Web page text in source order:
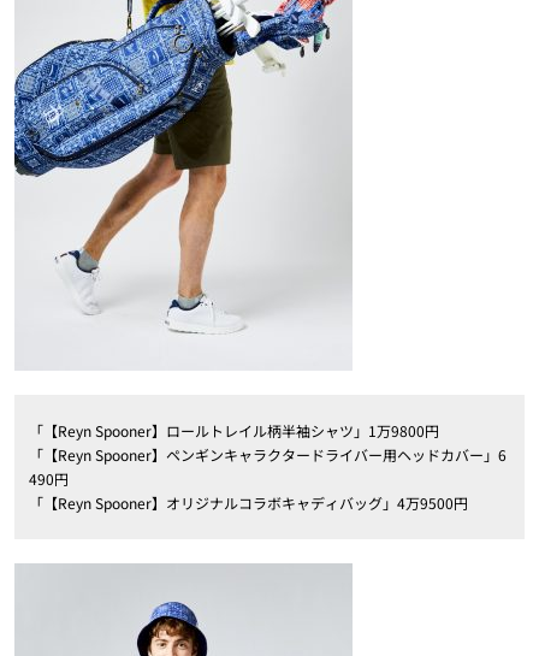
「【Reyn Spooner】ロールトレイル柄半袖シャツ」1万9800円
「【Reyn Spooner】ペンギンキャラクタードライバー用ヘッドカバー」6
490円
「【Reyn Spooner】オリジナルコラボキャディバッグ」4万9500円